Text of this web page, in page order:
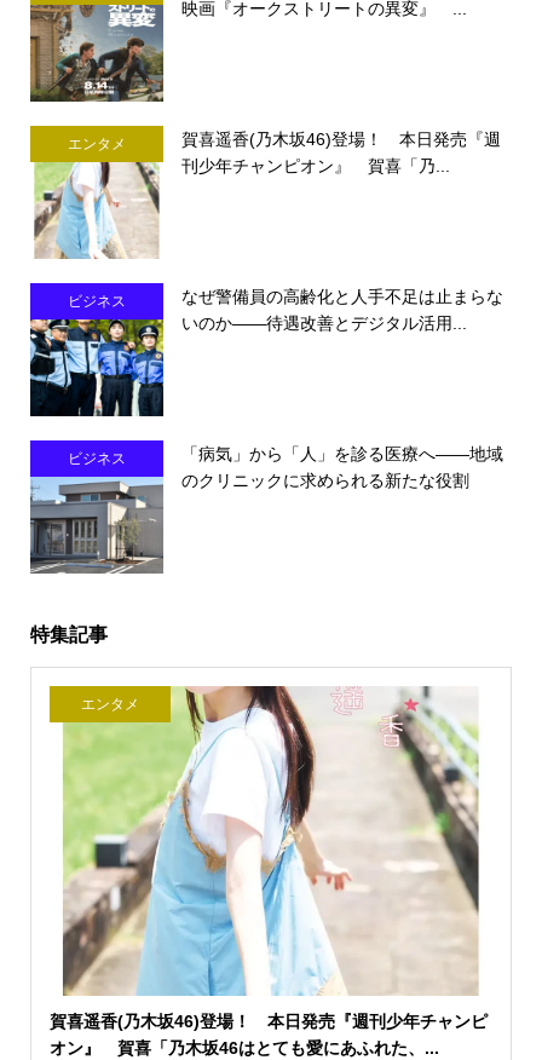
映画『オークストリートの異変』 ...
エンタメ
賀喜遥香(乃木坂46)登場！ 本日発売『週
刊少年チャンピオン』 賀喜「乃...
ビジネス
なぜ警備員の高齢化と人手不足は止まらな
いのか――待遇改善とデジタル活用...
ビジネス
「病気」から「人」を診る医療へ――地域
のクリニックに求められる新たな役割
特集記事
エンタメ
賀喜遥香(乃木坂46)登場！ 本日発売『週刊少年チャンピ
オン』 賀喜「乃木坂46はとても愛にあふれた、...